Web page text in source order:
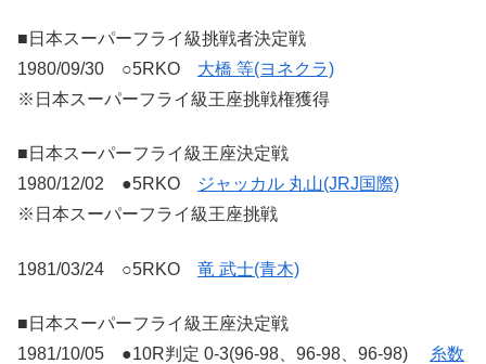
■日本スーパーフライ級挑戦者決定戦
1980/09/30 ○5RKO 大橋 等(ヨネクラ)
※日本スーパーフライ級王座挑戦権獲得
■日本スーパーフライ級王座決定戦
1980/12/02 ●5RKO
ジャッカル 丸山(JRJ国際)
※日本スーパーフライ級王座挑戦
1981/03/24 ○5RKO 竜 武士(青木)
■日本スーパーフライ級王座決定戦
1981/10/05 ●10R判定 0-3(96-98、96-98、96-98)
糸数